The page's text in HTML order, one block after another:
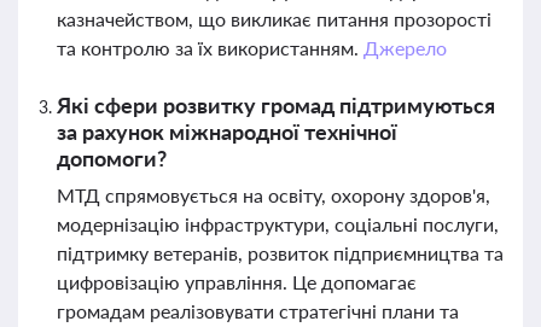
казначейством, що викликає питання прозорості
та контролю за їх використанням. Джерело
Які сфери розвитку громад підтримуються
за рахунок міжнародної технічної
допомоги?
МТД спрямовується на освіту, охорону здоров'я,
модернізацію інфраструктури, соціальні послуги,
підтримку ветеранів, розвиток підприємництва та
цифровізацію управління. Це допомагає
громадам реалізовувати стратегічні плани та